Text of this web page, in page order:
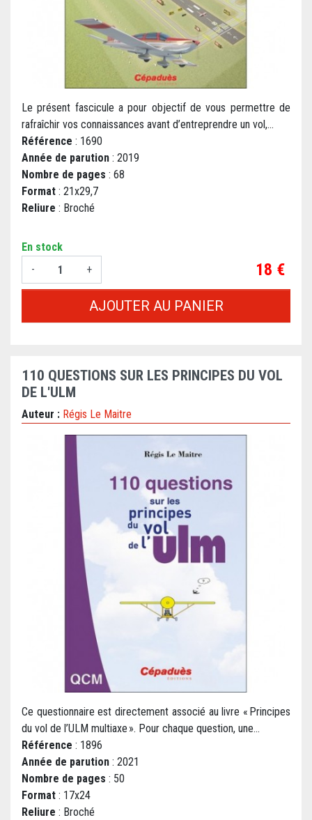
Le présent fascicule a pour objectif de vous permettre de
rafraîchir vos connaissances avant d’entreprendre un vol,...
Référence : 1690
Année de parution : 2019
Nombre de pages : 68
Format : 21x29,7
Reliure : Broché
En stock
-
+ Prix
18 €
AJOUTER AU PANIER
110 QUESTIONS SUR LES PRINCIPES DU VOL
DE L'ULM
Auteur : Régis Le Maitre
Ce questionnaire est directement associé au livre « Principes
du vol de l’ULM multiaxe ». Pour chaque question, une...
Référence : 1896
Année de parution : 2021
Nombre de pages : 50
Format : 17x24
Reliure : Broché